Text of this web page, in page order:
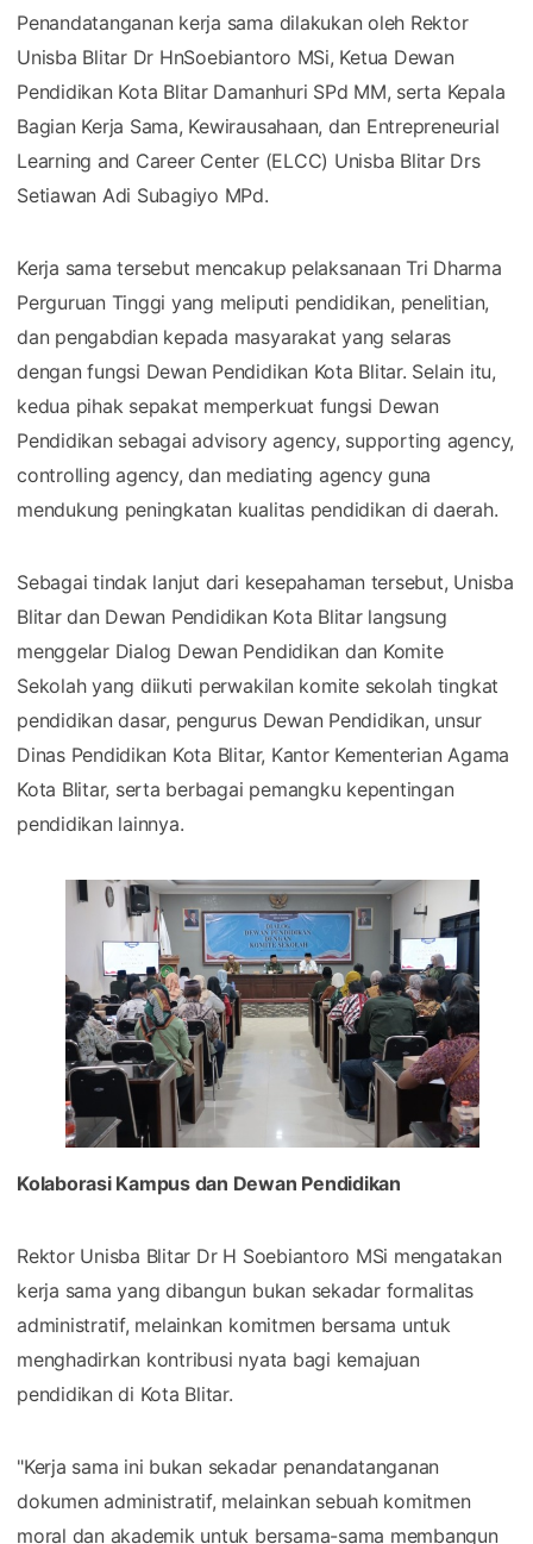
Penandatanganan kerja sama dilakukan oleh Rektor
Unisba Blitar Dr HnSoebiantoro MSi, Ketua Dewan
Pendidikan Kota Blitar Damanhuri SPd MM, serta Kepala
Bagian Kerja Sama, Kewirausahaan, dan Entrepreneurial
Learning and Career Center (ELCC) Unisba Blitar Drs
Setiawan Adi Subagiyo MPd.
Kerja sama tersebut mencakup pelaksanaan Tri Dharma
Perguruan Tinggi yang meliputi pendidikan, penelitian,
dan pengabdian kepada masyarakat yang selaras
dengan fungsi Dewan Pendidikan Kota Blitar. Selain itu,
kedua pihak sepakat memperkuat fungsi Dewan
Pendidikan sebagai advisory agency, supporting agency,
controlling agency, dan mediating agency guna
mendukung peningkatan kualitas pendidikan di daerah.
Sebagai tindak lanjut dari kesepahaman tersebut, Unisba
Blitar dan Dewan Pendidikan Kota Blitar langsung
menggelar Dialog Dewan Pendidikan dan Komite
Sekolah yang diikuti perwakilan komite sekolah tingkat
pendidikan dasar, pengurus Dewan Pendidikan, unsur
Dinas Pendidikan Kota Blitar, Kantor Kementerian Agama
Kota Blitar, serta berbagai pemangku kepentingan
pendidikan lainnya.
Kolaborasi Kampus dan Dewan Pendidikan
Rektor Unisba Blitar Dr H Soebiantoro MSi mengatakan
kerja sama yang dibangun bukan sekadar formalitas
administratif, melainkan komitmen bersama untuk
menghadirkan kontribusi nyata bagi kemajuan
pendidikan di Kota Blitar.
"Kerja sama ini bukan sekadar penandatanganan
dokumen administratif, melainkan sebuah komitmen
moral dan akademik untuk bersama-sama membangun